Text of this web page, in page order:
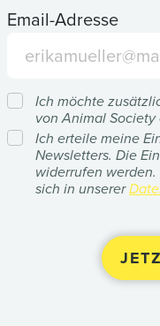
Email-Adresse
Ich möchte
von Animal Society
Ich erteile meine
Newsletters. Die
widerrufen
sich in unserer